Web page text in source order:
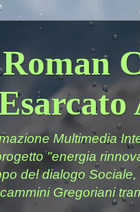
Multimedia
"energia
del dialogo
Gregoriani